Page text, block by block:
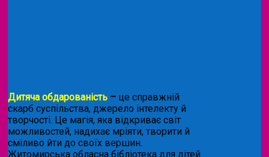
Дитяча обдарованість – це справжній
скарб суспільства, джерело інтелекту й
творчості. Це магія, яка відкриває світ
можливостей, надихає мріяти, творити й
сміливо йти до своїх вершин.
Житомирська обласна бібліотека для дітей